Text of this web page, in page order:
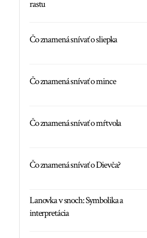
rastu
Čo znamená snívať o sliepka
Čo znamená snívať o mince
Čo znamená snívať o mŕtvola
Čo znamená snívať o Dievča?
Lanovka v snoch: Symbolika a
interpretácia